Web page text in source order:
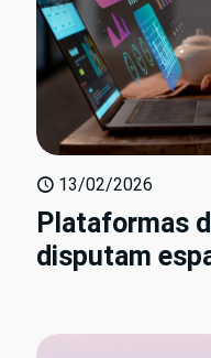
13/02/2026
Plataformas
disputam